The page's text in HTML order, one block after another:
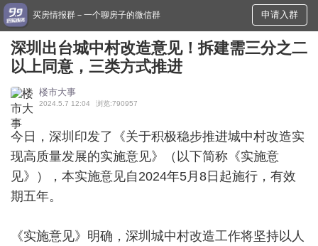
买房情报群－一个聊房子的微信群 申请入群
深圳出台城中村改造意见！拆建需三分之二
以上同意，三类方式推进
楼市大事
2024.5.7 12:04 浏览:790957
今日，深圳印发了《关于积极稳步推进城中村改造实
现高质量发展的实施意见》（以下简称《实施意
见》），本实施意见自2024年5月8日起施行，有效
期五年。
《实施意见》明确，深圳城中村改造工作将坚持以人